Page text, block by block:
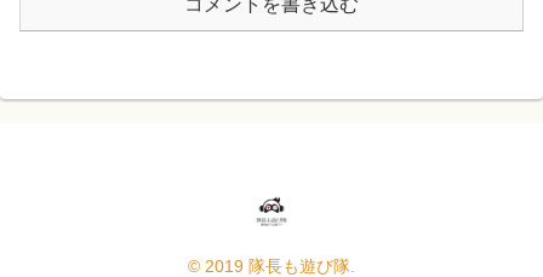
© 2019 隊長も遊び隊.